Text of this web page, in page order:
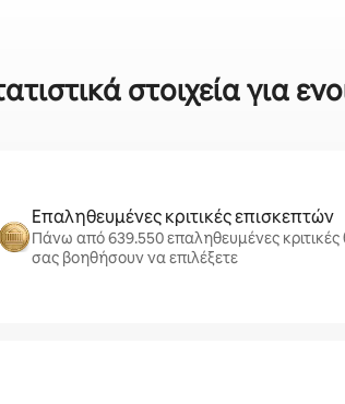
στοιχεία για
Επαληθευμένες κριτικές επισκεπτών
Πάνω από 639.550 επαληθευμένες κριτικές
σας βοηθήσουν να επιλέξετε